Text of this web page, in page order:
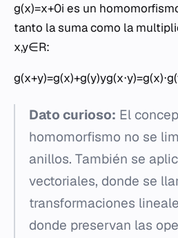
g(x)=x+0i es un
tanto la suma como la
x,y∈R:
Dato curioso: El
homomorfismo no se
anillos. También se
vectoriales, donde se
transformaciones
donde preservan las